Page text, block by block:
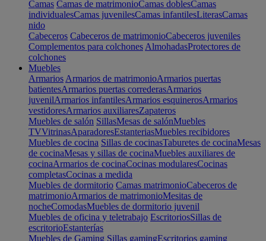
Camas Camas de matrimonioCamas doblesCamas
individualesCamas juvenilesCamas infantilesLiterasCamas
nido
Cabeceros Cabeceros de matrimonioCabeceros juveniles
Complementos para colchones AlmohadasProtectores de
colchones
Muebles
Armarios Armarios de matrimonioArmarios puertas
batientesArmarios puertas correderasArmarios
juvenilArmarios infantilesArmarios esquinerosArmarios
vestidoresArmarios auxiliaresZapateros
Muebles de salón SillasMesas de salónMuebles
TVVitrinasAparadoresEstanteriasMuebles recibidores
Muebles de cocina Sillas de cocinasTaburetes de cocinaMesas
de cocinaMesas y sillas de cocinaMuebles auxiliares de
cocinaArmarios de cocinaCocinas modularesCocinas
completasCocinas a medida
Muebles de dormitorio Camas matrimonioCabeceros de
matrimonioArmarios de matrimonioMesitas de
nocheComodasMuebles de dormitorio juvenil
Muebles de oficina y teletrabajo EscritoriosSillas de
escritorioEstanterías
Muebles de Gaming Sillas gamingEscritorios gaming